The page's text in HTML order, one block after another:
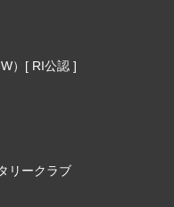
）[ RI公認 ]
リークラブ